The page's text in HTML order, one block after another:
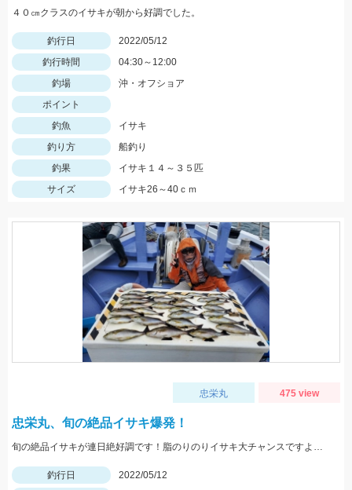
４０㎝クラスのイサキが朝から好調でした。
釣行日
2022/05/12
釣行時間
04:30～12:00
釣場
沖・オフショア
ポイント
釣魚
イサキ
釣り方
船釣り
釣果
イサキ１４～３５匹
サイズ
イサキ26～40ｃｍ
忠栄丸 475 view
忠栄丸、旬の絶品イサキ爆発！
旬の絶品イサキが連日絶好調です！脂のりのりイサキ大チャンスですよ！是非どうぞ！
釣行日
2022/05/12